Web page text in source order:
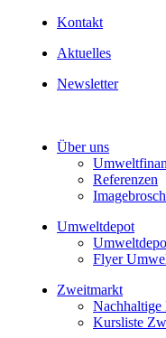
Kontakt
Aktuelles
Newsletter
Über uns
Referenzen
Umweltdepot
Flyer
Zweitmarkt
Kursliste